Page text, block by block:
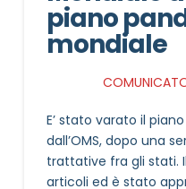
piano
mondiale
E’ stato varato il
dall’OMS, dopo una
trattative fra gli stati.
articoli ed è stato